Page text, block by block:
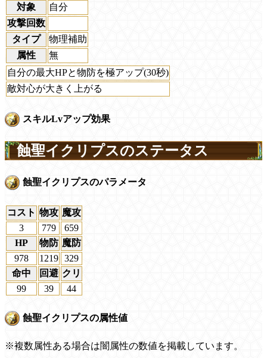
対象
自分
攻撃回数
タイプ
物理補助
属性
無
自分の最大HPと物防を極アップ(30秒)
敵対心が大きく上がる
スキルLvアップ効果
蝕聖イクリプスのステータス
蝕聖イクリプスのパラメータ
コスト 物攻 魔攻
3
779
659
HP
物防 魔防
978
1219 329
命中
回避 クリ
99
39 44
蝕聖イクリプスの属性値
※複数属性ある場合は闇属性の数値を掲載しています。